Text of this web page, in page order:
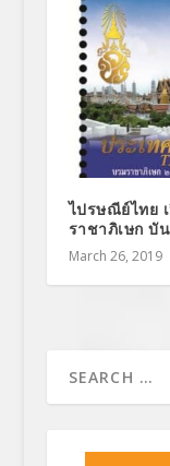
ไปรษณีย์ไทย
ราชาภิเษก บั
March 26, 2019